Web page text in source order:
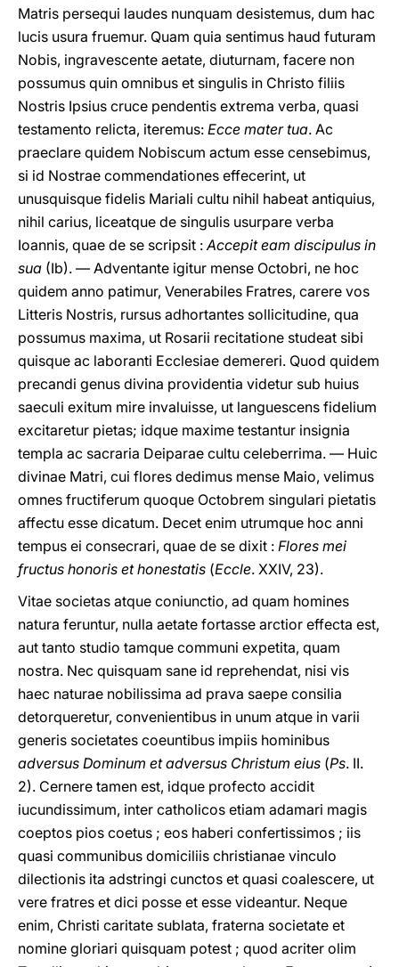
Matris persequi laudes nunquam desistemus, dum hac
lucis usura fruemur. Quam quia sentimus haud futuram
Nobis, ingravescente aetate, diuturnam, facere non
possumus quin omnibus et singulis in Christo filiis
Nostris Ipsius cruce pendentis extrema verba, quasi
testamento relicta, iteremus: Ecce mater tua. Ac
praeclare quidem Nobiscum actum esse censebimus,
si id Nostrae commendationes effecerint, ut
unusquisque fidelis Mariali cultu nihil habeat antiquius,
nihil carius, liceatque de singulis usurpare verba
Ioannis, quae de se scripsit :Accepit eam discipulus in
sua (Ib). — Adventante igitur mense Octobri, ne hoc
quidem anno patimur, Venerabiles Fratres, carere vos
Litteris Nostris, rursus adhortantes sollicitudine, qua
possumus maxima, ut Rosarii recitatione studeat sibi
quisque ac laboranti Ecclesiae demereri. Quod quidem
precandi genus divina providentia videtur sub huius
saeculi exitum mire invaluisse, ut languescens fidelium
excitaretur pietas; idque maxime testantur insignia
templa ac sacraria Deiparae cultu celeberrima. — Huic
divinae Matri, cui flores dedimus mense Maio, velimus
omnes fructiferum quoque Octobrem singulari pietatis
affectu esse dicatum. Decet enim utrumque hoc anni
tempus ei consecrari, quae de se dixit : Flores mei
fructus honoris et honestatis (Eccle. XXIV, 23).
Vitae societas atque coniunctio, ad quam homines
natura feruntur, nulla aetate fortasse arctior effecta est,
aut tanto studio tamque communi expetita, quam
nostra. Nec quisquam sane id reprehendat, nisi vis
haec naturae nobilissima ad prava saepe consilia
detorqueretur, convenientibus in unum atque in varii
generis societates coeuntibus impiis hominibus
adversus Dominum et adversus Christum eius (Ps. II.
2). Cernere tamen est, idque profecto accidit
iucundissimum, inter catholicos etiam adamari magis
coeptos pios coetus ; eos haberi confertissimos ; iis
quasi communibus domiciliis christianae vinculo
dilectionis ita adstringi cunctos et quasi coalescere, ut
vere fratres et dici posse et esse videantur. Neque
enim, Christi caritate sublata, fraterna societate et
nomine gloriari quisquam potest ; quod acriter olim